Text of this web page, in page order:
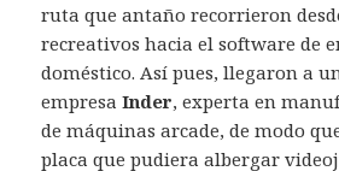
ruta que antaño recorrieron
recreativos hacia el software de
doméstico. Así pues, llegaron a
empresaInder, experta en
de máquinas arcade, de modo
placa que pudiera albergar